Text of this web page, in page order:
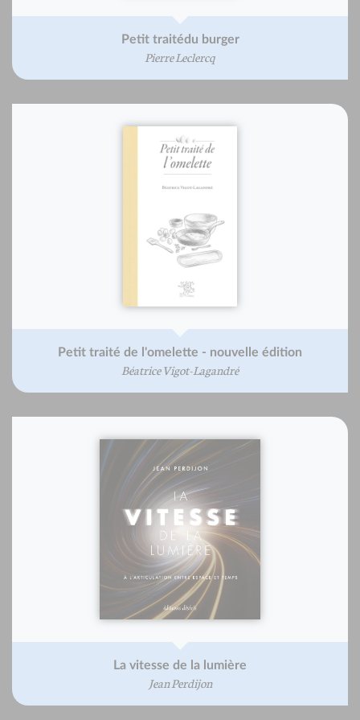
Petit traitédu burger
Pierre Leclercq
Petit traité de l'omelette - nouvelle édition
Béatrice Vigot-Lagandré
La vitesse de la lumière
Jean Perdijon